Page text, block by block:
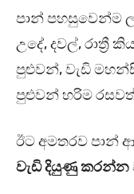
පාන් පහසුවෙන්ම
උදේ, දවල්,
පුළුවන්, වැඩි
පුළුවන් හරිම
ඊට අමතරව පාන්
වැඩි දියුණු කරන්න